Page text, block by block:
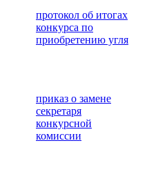
протокол об итогах
конкурса по
приобретению угля
приказ о замене
секретаря
конкурсной
комиссии